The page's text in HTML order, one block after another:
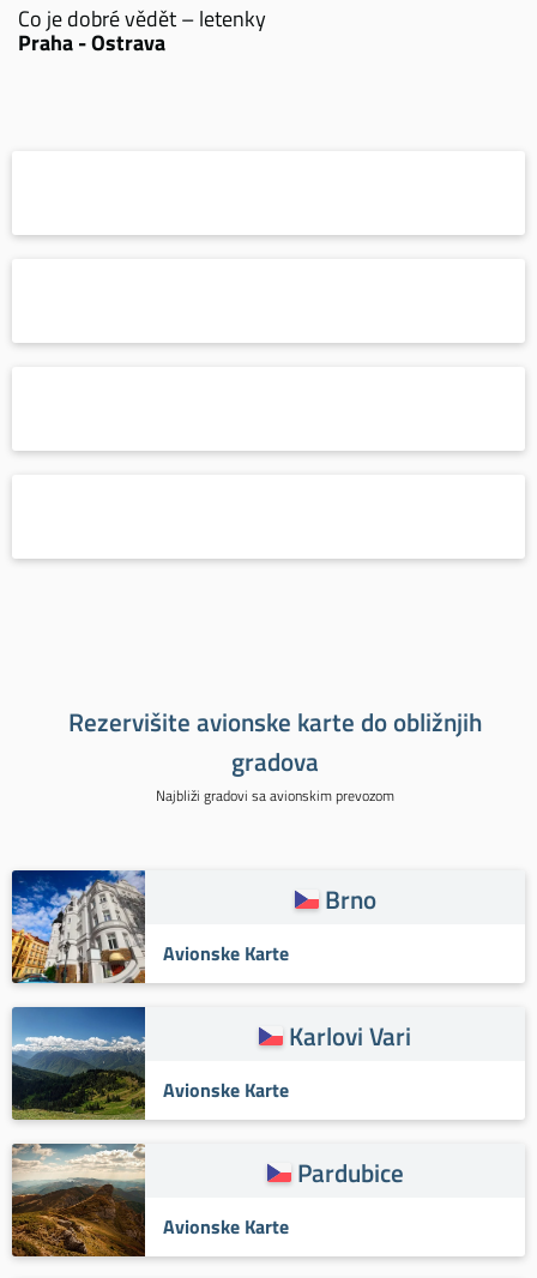
Co je dobré vědět – letenky
Praha - Ostrava
Rezervišite avionske karte do obližnjih
gradova
Najbliži gradovi sa avionskim prevozom
Brno
Avionske Karte
Karlovi Vari
Avionske Karte
Pardubice
Avionske Karte